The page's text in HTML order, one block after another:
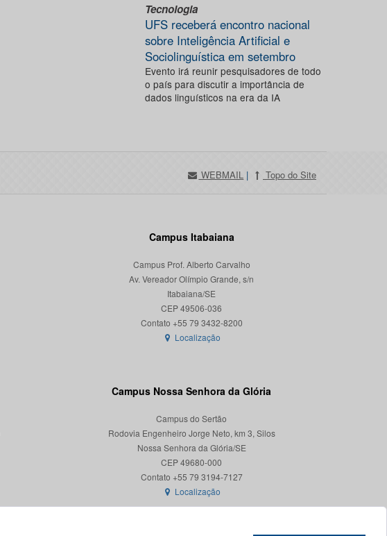
Tecnologia
UFS receberá encontro nacional
sobre Inteligência Artificial e
Sociolinguística em setembro
Evento irá reunir pesquisadores de todo
o país para discutir a importância de
dados linguísticos na era da IA
WEBMAIL | Topo do Site
Campus Itabaiana
Campus Prof. Alberto Carvalho
Av. Vereador Olímpio Grande, s/n
Itabaiana/SE
CEP 49506-036
Localização
Campus Nossa Senhora da Glória
Campus do Sertão
Rodovia Engenheiro Jorge Neto, km 3, Silos
Nossa Senhora da Glória/SE
CEP 49680-000
Contato +55 79 3194-7127
Localização